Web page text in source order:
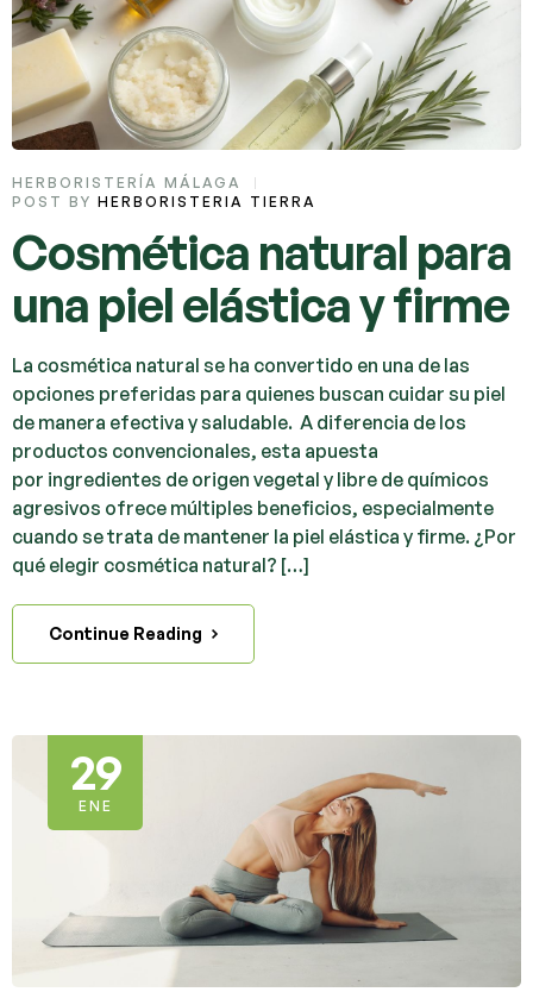
HERBORISTERÍA MÁLAGA
POST BY HERBORISTERIA TIERRA
Cosmética natural para
una piel elástica y firme
La cosmética natural se ha convertido en una de las
opciones preferidas para quienes buscan cuidar su piel
de manera efectiva y saludable. A diferencia de los
productos convencionales, esta apuesta
por ingredientes de origen vegetal y libre de químicos
agresivos ofrece múltiples beneficios, especialmente
cuando se trata de mantener la piel elástica y firme. ¿Por
qué elegir cosmética natural? […]
Continue Reading
29
ENE